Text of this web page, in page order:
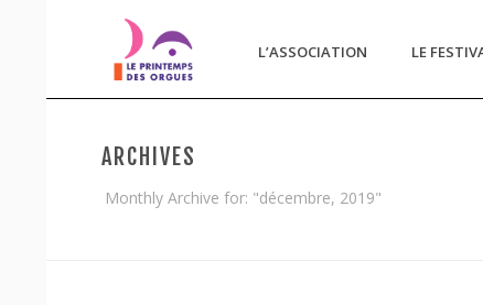
L’ASSOCIATION LE
ARCHIVES
Monthly Archive for: "décembre, 2019"